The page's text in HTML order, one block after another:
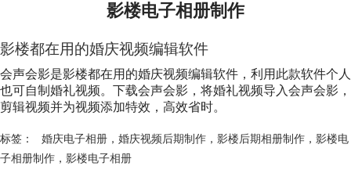
影楼电子相册制作
影楼都在用的婚庆视频编辑软件
会声会影是影楼都在用的婚庆视频编辑软件，利用此款软件个人
也可自制婚礼视频。下载会声会影，将婚礼视频导入会声会影，
剪辑视频并为视频添加特效，高效省时。
标签： 婚庆电子相册， 婚庆视频后期制作， 影楼后期相册制作， 影楼电
子相册制作 ， 影楼电子相册